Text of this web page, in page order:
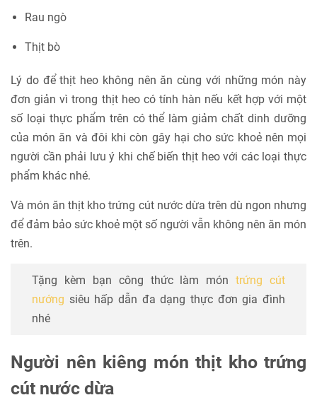
Rau ngò
Thịt bò
Lý do để thịt heo không nên ăn cùng với những món này
đơn giản vì trong thịt heo có tính hàn nếu kết hợp với một
số loại thực phẩm trên có thể làm giảm chất dinh dưỡng
của món ăn và đôi khi còn gây hại cho sức khoẻ nên mọi
người cần phải lưu ý khi chế biến thịt heo với các loại thực
phẩm khác nhé.
Và món ăn thịt kho trứng cút nước dừa trên dù ngon nhưng
để đảm bảo sức khoẻ một số người vẫn không nên ăn món
trên.
Tặng kèm bạn công thức làm móntrứng cút
nướng siêu hấp dẫn đa dạng thực đơn gia đình
nhé
Người nên kiêng món thịt kho trứng
cút nước dừa